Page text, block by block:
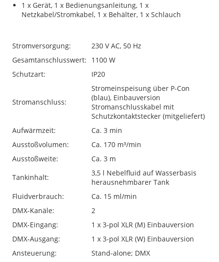
1 x Gerät, 1 x Bedienungsanleitung, 1 x
Netzkabel/Stromkabel, 1 x Behälter, 1 x Schlauch
Stromversorgung:
230 V AC, 50 Hz
Gesamtanschlusswert:
1100 W
Schutzart:
IP20
Stromanschluss:
Stromeinspeisung über P-Con
(blau), Einbauversion
Stromanschlusskabel mit
Schutzkontaktstecker (mitgeliefert)
Aufwärmzeit:
Ca. 3 min
Ausstoßvolumen:
Ca. 170 m³/min
Ausstoßweite:
Ca. 3 m
Tankinhalt:
3,5 l Nebelfluid auf Wasserbasis
herausnehmbarer Tank
Fluidverbrauch:
Ca. 15 ml/min
DMX-Kanäle:
2
DMX-Eingang:
1 x 3-pol XLR (M) Einbauversion
DMX-Ausgang:
1 x 3-pol XLR (W) Einbauversion
Ansteuerung:
Stand-alone; DMX